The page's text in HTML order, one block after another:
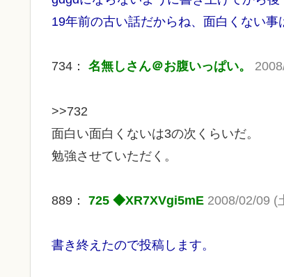
19年前の古い話だからね、面白くない事
734： 名無しさん＠お腹いっぱい。
>>732
面白い面白くないは3の次くらいだ。
勉強させていただく。
889： 725 ◆XR7XVgi5mE 2008/02/09 (
書き終えたので投稿します。